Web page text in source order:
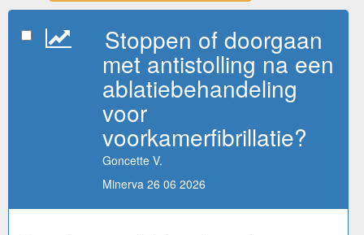
Stoppen of doorgaan
met antistolling na een
ablatiebehandeling
voor
voorkamerfibrillatie?
Goncette V.
Minerva 26 06 2026